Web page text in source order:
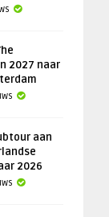
2027 naar
aan
2026